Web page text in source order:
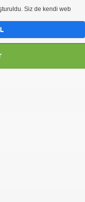
Siz de kendi web